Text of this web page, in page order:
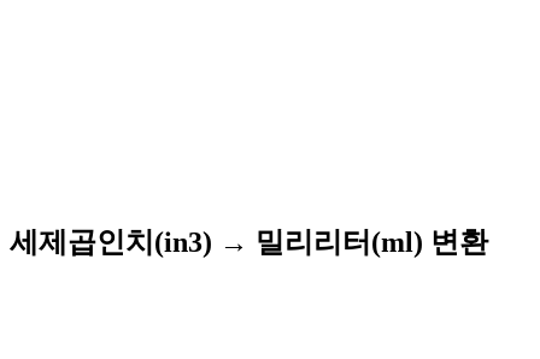
세제곱인치(in3) → 밀리리터(ml) 변환